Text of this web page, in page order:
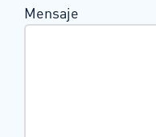
Mensaje